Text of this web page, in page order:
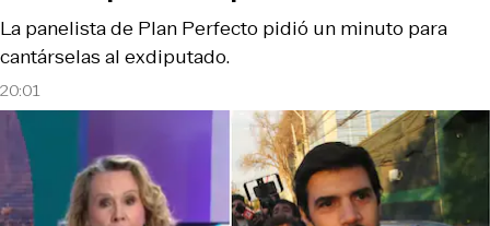
20:01
La panelista de Plan Perfecto pidió un minuto para
cantárselas al exdiputado.